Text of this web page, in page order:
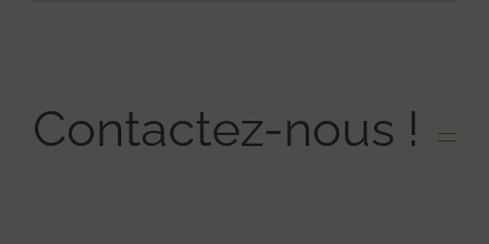
Contactez-nous !